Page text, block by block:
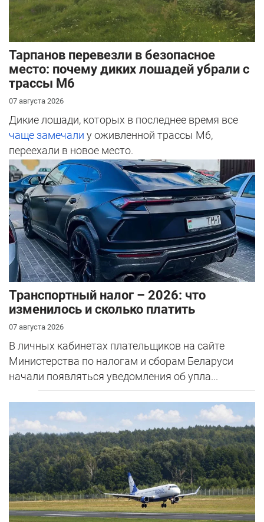
Тарпанов перевезли в безопасное
место: почему диких лошадей убрали с
трассы М6
07 августа 2026
Дикие лошади, которых в последнее время все
чаще замечали у оживленной трассы М6,
переехали в новое место.
Транспортный налог – 2026: что
изменилось и сколько платить
07 августа 2026
В личных кабинетах плательщиков на сайте
Министерства по налогам и сборам Беларуси
начали появляться уведомления об упла...